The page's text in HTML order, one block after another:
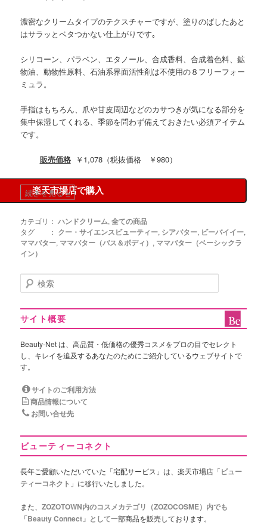
濃密なクリームタイプのテクスチャーですが、塗りのばしたあと
はサラッとベタつかない仕上がりです｡
シリコーン、パラベン、エタノール、合成香料、合成着色料、鉱
物油、動物性原料、石油系界面活性剤は不使用の８フリーフォー
ミュラ。
手指はもちろん、爪や甘皮周辺などのカサつきが気になる部分を
集中保湿してくれる、季節を問わず備えておきたい必須アイテム
です。
販売価格￥1,078（税抜価格 ￥980）
楽天市場店で購入
続きを見る»
カテゴリ： ハンドクリーム,全ての商品
タグ ： クー・サイエンスビューティー, シアバター, ビーバイイー,
ママバター, ママバター（バス＆ボディ） , ママバター（ベーシックラ
イン）
検
索
サイト概要
Beauty-Net は、高品質・低価格の優秀コスメをプロの目でセレクト
し、キレイを追及するあなたのためにご紹介しているウェブサイトで
す。
サイトのご利用方法
商品情報について
お問い合せ先
ビューティーコネクト
長年ご愛顧いただいていた「宅配サービス」は、楽天市場店「ビュー
ティーコネクト 」に移行いたしました。
また、ZOZOTOWN内のコスメカテゴリ（ZOZOCOSME）内でも
「Beauty Connect」として一部商品を販売しております。